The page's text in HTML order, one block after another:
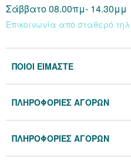
Σάββατο 08.00πμ- 14.30μμ
Επικοινωνία από σταθερό
ΠΟΙΟΙ ΕΙΜΑΣΤΕ
Επικοινωνία
ΠΛΗΡΟΦΟΡΙΕΣ ΑΓΟΡΩΝ
Προσωπικά Δεδομένα
ΠΛΗΡΟΦΟΡΙΕΣ ΑΓΟΡΩΝ